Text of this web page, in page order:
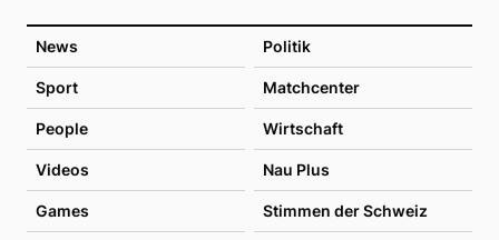
News Politik
Sport Matchcenter
People Wirtschaft
Videos Nau Plus
Games Stimmen der Schweiz